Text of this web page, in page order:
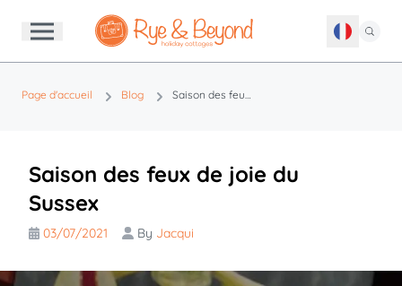
Page d'accueil Blog Saison des feux de joie du Sussex
Saison des feux de joie du
Sussex
03/07/2021 By Jacqui